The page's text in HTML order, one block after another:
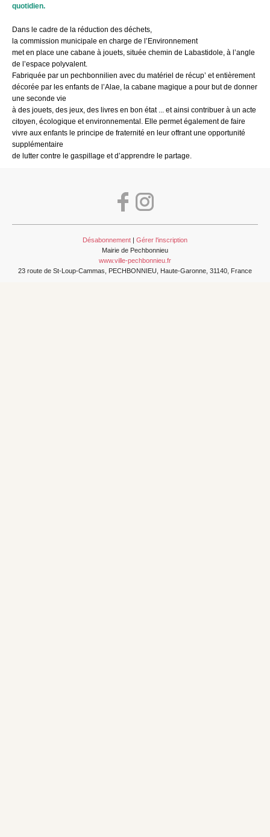
quotidien.
Dans le cadre de la réduction des déchets,
la commission municipale en charge de l’Environnement
met en place une cabane à jouets, située chemin de Labastidole, à l’angle
de l’espace polyvalent.
Fabriquée par un pechbonnilien avec du matériel de récup’ et entièrement
décorée par les enfants de l’Alae, la cabane magique a pour but de donner
une seconde vie
à des jouets, des jeux, des livres en bon état ... et ainsi contribuer à un acte
citoyen, écologique et environnemental. Elle permet également de faire
vivre aux enfants le principe de fraternité en leur offrant une opportunité
supplémentaire
de lutter contre le gaspillage et d’apprendre le partage.
Désabonnement | Gérer l'inscription
Mairie de Pechbonnieu
www.ville-pechbonnieu.fr
23 route de St-Loup-Cammas, PECHBONNIEU, Haute-Garonne, 31140, France